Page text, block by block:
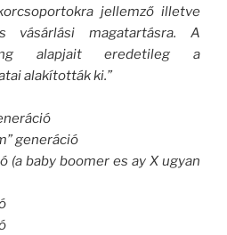
jellemző illetve
vásárlási magatartásra. A
alapjait eredetileg a
alakították ki.”
generáció
(a baby boomer es ay X ugyan